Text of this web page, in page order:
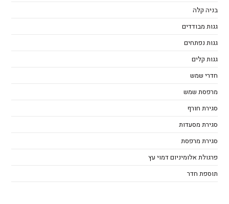
בניה קלה
גגות מבודדים
גגות נפתחים
גגות קלים
חדרי שמש
מרפסת שמש
סגירת חורף
סגירת מסעדות
סגירת מרפסת
פרגולת אלומיניום דמוי עץ
תוספת חדר